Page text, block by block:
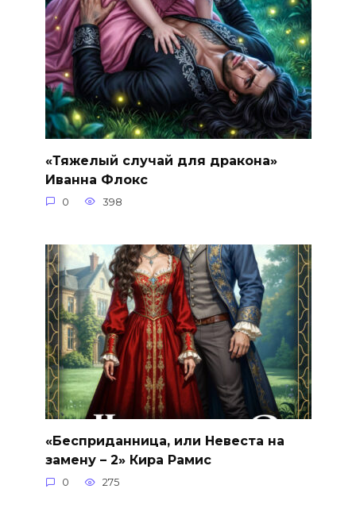
«Тяжелый случай для дракона»
Иванна Флокс
0 398
«Бесприданница, или Невеста на
замену – 2» Кира Рамис
0 275